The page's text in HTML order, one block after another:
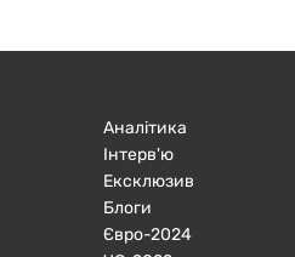
Аналітика
Інтерв'ю
Ексклюзив
Блоги
Євро-2024